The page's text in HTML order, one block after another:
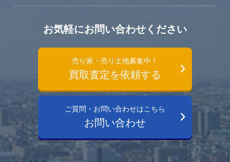
お気軽にお問い合わせください
売り家・売り土地募集中！
買取査定を依頼する
ご質問・お問い合わせはこちら
お問い合わせ